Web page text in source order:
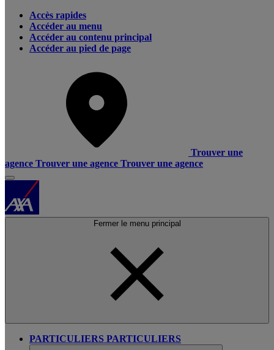
Accès rapides
Accéder au menu
Accéder au contenu principal
Accéder au pied de page
Trouver une
agence Trouver une agence Trouver une agence
Fermer le menu principal
PARTICULIERS PARTICULIERS